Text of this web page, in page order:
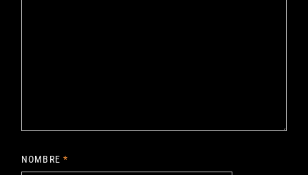
NOMBRE *